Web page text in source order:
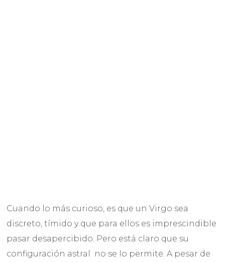
Cuando lo más curioso, es que un Virgo sea
discreto, tímido y que para ellos es imprescindible
pasar desapercibido. Pero está claro que su
configuración astral no se lo permite. A pesar de